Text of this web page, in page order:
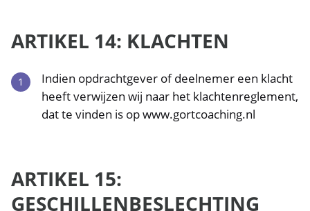
ARTIKEL 14: KLACHTEN
Indien opdrachtgever of deelnemer een klacht
heeft verwijzen wij naar het klachtenreglement,
dat te vinden is op www.gortcoaching.nl
ARTIKEL 15:
GESCHILLENBESLECHTING